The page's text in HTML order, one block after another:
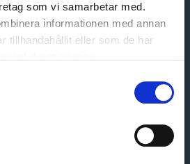
som vi samarbetar med.
informationen med annan
tillhandahållit eller som de har